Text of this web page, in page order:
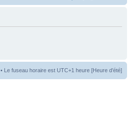
• Le fuseau horaire est UTC+1 heure [Heure d’été]